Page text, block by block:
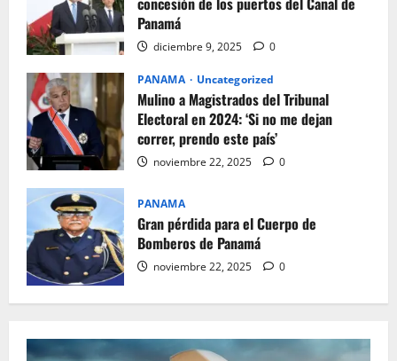
Panamá
diciembre 9, 2025 0
PANAMA Uncategorized
Mulino a Magistrados del Tribunal
Electoral en 2024: ‘Si no me dejan
correr, prendo este país’
noviembre 22, 2025 0
PANAMA
Gran pérdida para el Cuerpo de
Bomberos de Panamá
noviembre 22, 2025 0